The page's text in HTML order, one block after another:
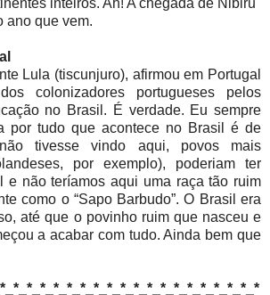
inteiros. Ah! A chegada de Nibiru
ano que vem.
(tiscunjuro), afirmou em Portugal
colonizadores portugueses pelos
no Brasil. É verdade. Eu sempre
por tudo que acontece no Brasil é de
tivesse vindo aqui, povos mais
por exemplo), poderiam ter
e não teríamos aqui uma raça tão ruim
como o “Sapo Barbudo”. O Brasil era
até que o povinho ruim que nasceu e
a acabar com tudo. Ainda bem que